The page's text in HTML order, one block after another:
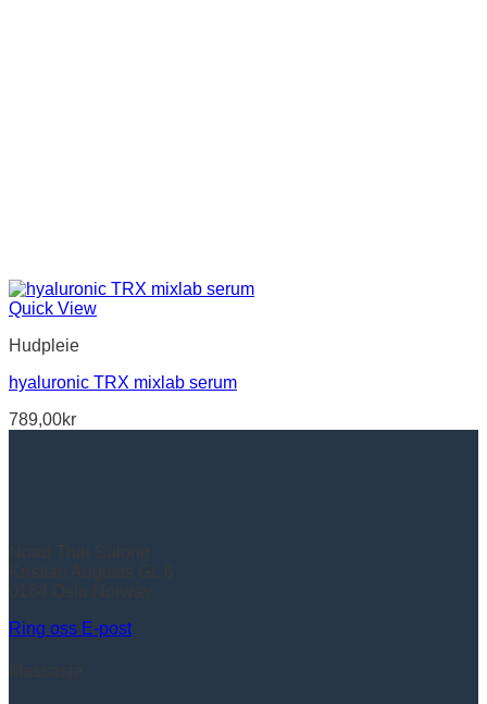
Quick View
Hudpleie
hyaluronic TRX mixlab serum
789,00kr
Ring oss E-post